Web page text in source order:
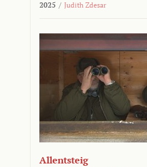
2025 / Judith Zdesar
Allentsteig